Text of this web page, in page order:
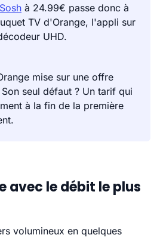
à 24.99€ passe donc à
TV d'Orange, l'appli sur
UHD.
mise sur une offre
seul défaut ? Un tarif qui
à la fin de la première
avec le débit le plus
volumineux en quelques